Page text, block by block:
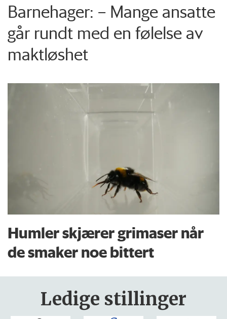
Barnehager: – Mange ansatte
går rundt med en følelse av
maktløshet
Humler skjærer grimaser når
de smaker noe bittert
Ledige stillinger